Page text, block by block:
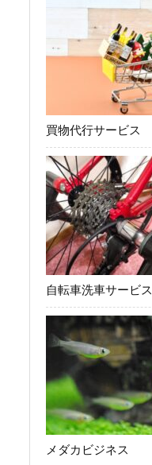
買物代行サービス
自転車洗車サービス
メダカビジネス